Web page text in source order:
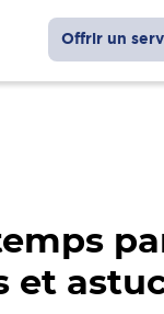
Offrir un
et